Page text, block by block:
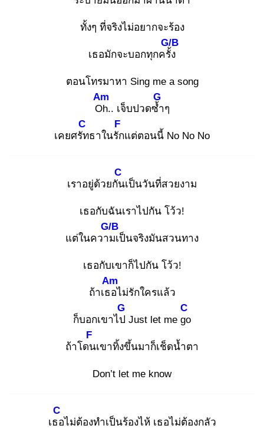
ทั้งๆ ที่จริงไม่อยากจะร้อง
เธอมักจะบอกทุกครั้ง
G/B
ตอนโทรมาหา Sing me a song
Oh
Am
.. เจ็บปวดซ้ำ
G
ๆ
เคยศรัท
C
ธาในรัก
F
แต่ตอนนี้ No No No
เราอยู่ด้วยกัน
C
เป็นวันที่สวยงาม
เธอกับฉันเราไปกัน โว้ว!
แต่ในความ
G/B
เป็นจริงมันสวนทาง
เธอกับเขาก็ไปกัน โว้ว!
ถ้าเธอ
Am
ไม่รักใครแล้ว
ก็บอกเขาไป
G
Just let me go
C
ถ้าโดน
F
เขาทิ้งขึ้นมาก็เช็ดน้ำตา
Don’t let me know
เธอ
C
ไม่ต้องทำเป็นร้องไห้ เธอไม่ต้องกลัว